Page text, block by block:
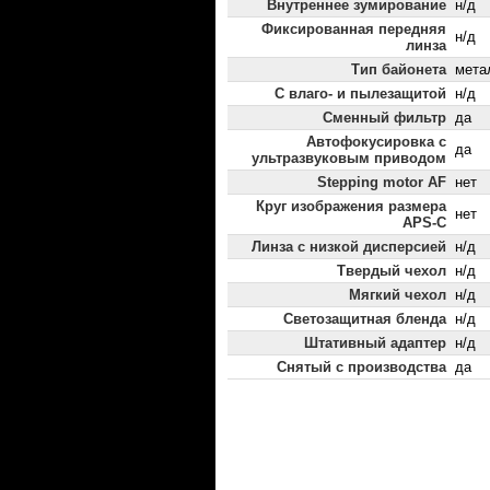
Внутреннее зумирование н/д
Фиксированная передняя
линза
н/д
Тип байонета
С влаго- и пылезащитой н/д
Сменный фильтр да
Автофокусировка с
ультразвуковым приводом
да
Stepping motor AF нет
Круг изображения размера
APS-C
нет
Линза с низкой дисперсией
н/д
Твердый чехол н/д
Мягкий чехол н/д
Светозащитная бленда н/д
Штативный адаптер н/д
Снятый с производства да